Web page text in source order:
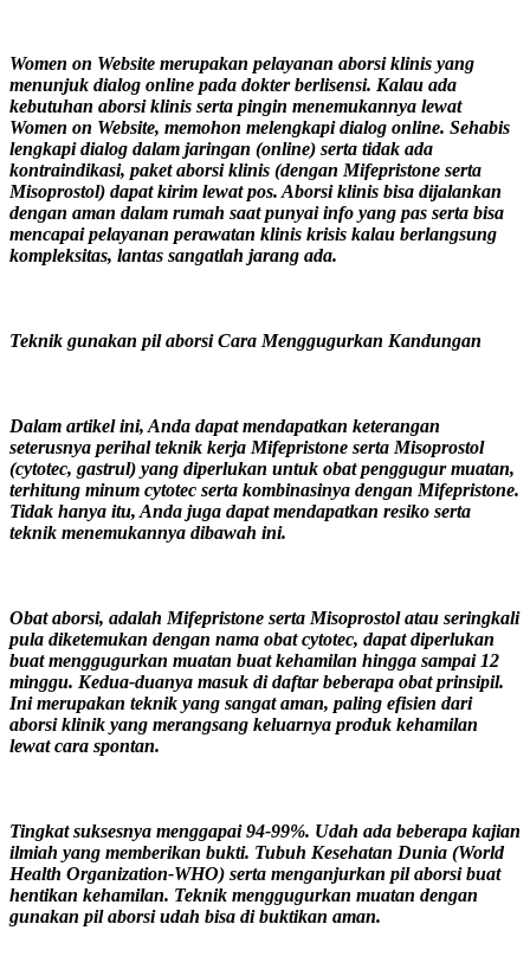
Women on Website merupakan pelayanan aborsi klinis yang
menunjuk dialog online pada dokter berlisensi. Kalau ada
kebutuhan aborsi klinis serta pingin menemukannya lewat
Women on Website, memohon melengkapi dialog online. Sehabis
lengkapi dialog dalam jaringan (online) serta tidak ada
kontraindikasi, paket aborsi klinis (dengan Mifepristone serta
Misoprostol) dapat kirim lewat pos. Aborsi klinis bisa dijalankan
dengan aman dalam rumah saat punyai info yang pas serta bisa
mencapai pelayanan perawatan klinis krisis kalau berlangsung
kompleksitas, lantas sangatlah jarang ada.
Teknik gunakan pil aborsi Cara Menggugurkan Kandungan
Dalam artikel ini, Anda dapat mendapatkan keterangan
seterusnya perihal teknik kerja Mifepristone serta Misoprostol
(cytotec, gastrul) yang diperlukan untuk obat penggugur muatan,
terhitung minum cytotec serta kombinasinya dengan Mifepristone.
Tidak hanya itu, Anda juga dapat mendapatkan resiko serta
teknik menemukannya dibawah ini.
Obat aborsi, adalah Mifepristone serta Misoprostol atau seringkali
pula diketemukan dengan nama obat cytotec, dapat diperlukan
buat menggugurkan muatan buat kehamilan hingga sampai 12
minggu. Kedua-duanya masuk di daftar beberapa obat prinsipil.
Ini merupakan teknik yang sangat aman, paling efisien dari
aborsi klinik yang merangsang keluarnya produk kehamilan
lewat cara spontan.
Tingkat suksesnya menggapai 94-99%. Udah ada beberapa kajian
ilmiah yang memberikan bukti. Tubuh Kesehatan Dunia (World
Health Organization-WHO) serta menganjurkan pil aborsi buat
hentikan kehamilan. Teknik menggugurkan muatan dengan
gunakan pil aborsi udah bisa di buktikan aman.